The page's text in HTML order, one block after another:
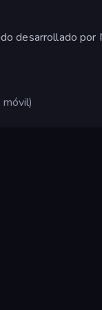
desarrollado por